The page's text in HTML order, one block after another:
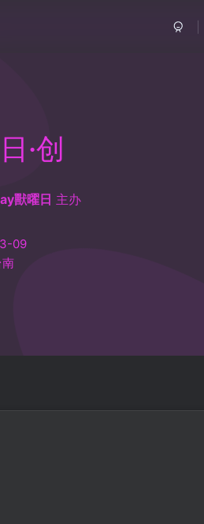
·创
獸曜日 主办
09
南